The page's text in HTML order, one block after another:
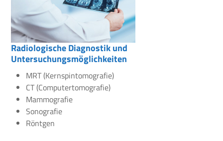
Radiologische Diagnostik und
Untersuchungsmöglichkeiten
MRT (Kernspintomografie)
CT (Computertomografie)
Mammografie
Sonografie
Röntgen